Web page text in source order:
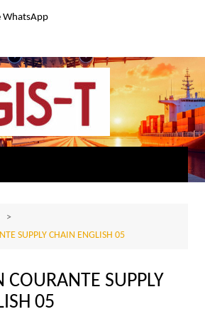
WhatsApp
SUPPLY CHAIN ENGLISH 05
COURANTE SUPPLY
05